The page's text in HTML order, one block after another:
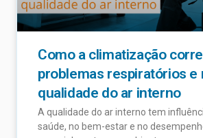
Como a climatização
problemas respiratórios e
qualidade do ar interno
A qualidade do ar interno tem
saúde, no bem-estar e no